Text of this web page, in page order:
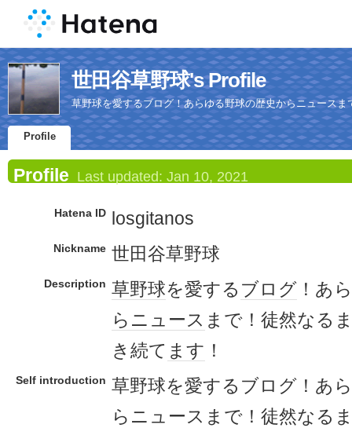
世田谷草野球's Profile
草野球を愛するブログ！あらゆる野球の歴史からニュース
Profile
Profile Last updated: Jan 10, 2021
Hatena ID losgitanos
Nickname 世田谷草野球
Description 草野球を愛する ブログ ！あ
ら ニュース まで！徒然なる
き続て ます ！
Self introduction 草野球を愛するブログ！あ
らニュースまで！徒然なる